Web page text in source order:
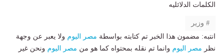
الكلمات الدلائليه
وزير
انتبه: مضمون هذا الخبر تم كتابته بواسطة مصر اليوم ولا يعبر عن وجهة
نظر مصر اليوم وانما تم نقله بمحتواه كما هو من مصر اليوم ونحن غير